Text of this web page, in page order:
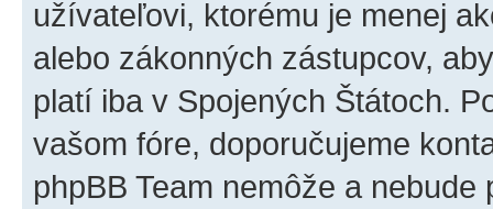
užívateľovi, ktorému je menej
alebo zákonných zástupcov,
platí iba v Spojených Štátoch.
vašom fóre, doporučujeme
phpBB Team nemôže a